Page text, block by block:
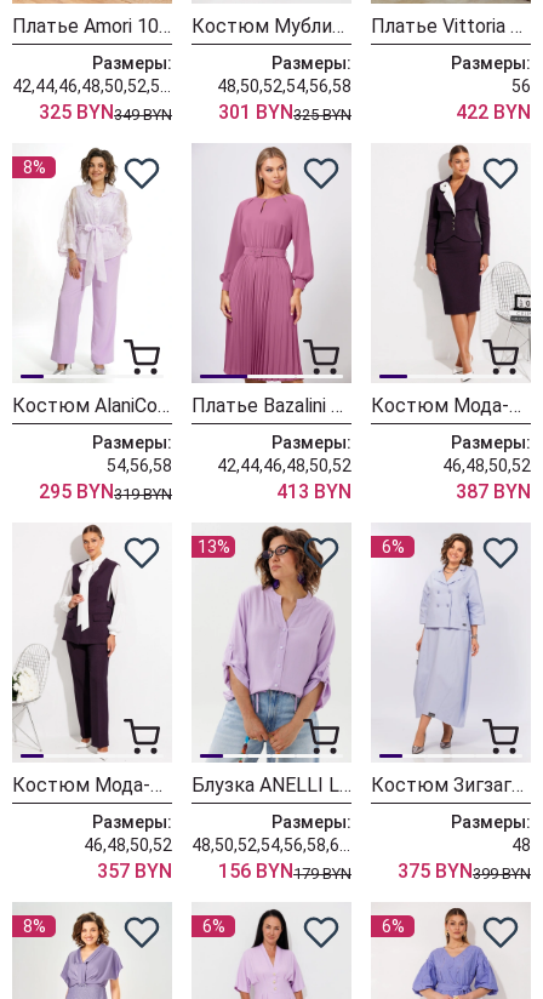
Платье Amori 1011 лаванда
Размеры:
325 BYN349 BYN
Костюм Мублиз 325 баклажан
Размеры:
48,50,52,54,56,58
301 BYN325 BYN
Платье Vittoria Queen 28253 лавандовый
Размеры:
56
422 BYN
8%
Костюм AlaniCollection 2552 сиреневый
Размеры:
54,56,58
295 BYN319 BYN
Платье Bazalini 5075 сиреневый
Размеры:
42,44,46,48,50,52
413 BYN
Костюм Мода-Юрс 26-2917-2 баклажан
Размеры:
46,48,50,52
387 BYN
Костюм Мода-Юрс 26-2961 баклажан
Размеры:
46,48,50,52
357 BYN
13%
Блузка ANELLI LAUREL 1861 лавандовый лепесток
Размеры:
156 BYN179 BYN
6%
Костюм ЗигзагСтиль 643 фиалковый
Размеры:
48
375 BYN399 BYN
8% 6% 6%